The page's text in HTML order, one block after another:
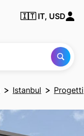
🇮🇹 IT, USD
Istanbul Progetti